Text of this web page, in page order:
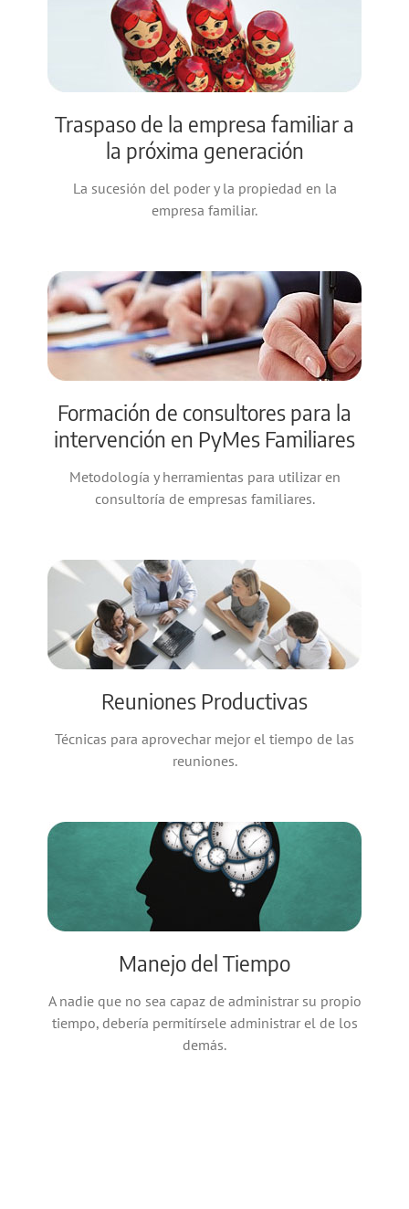
Traspaso de la empresa familiar a
la próxima generación
La sucesión del poder y la propiedad en la
empresa familiar.
Formación de consultores para la
intervención en PyMes Familiares
Metodología y herramientas para utilizar en
consultoría de empresas familiares.
Reuniones Productivas
Técnicas para aprovechar mejor el tiempo de las
reuniones.
Manejo del Tiempo
A nadie que no sea capaz de administrar su propio
tiempo, debería permitírsele administrar el de los
demás.